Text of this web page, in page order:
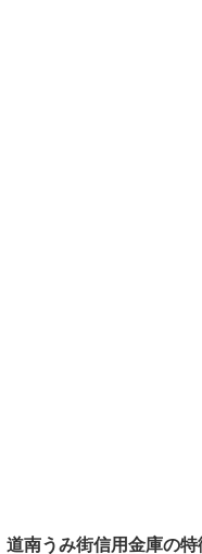
道南うみ街信用金庫の特